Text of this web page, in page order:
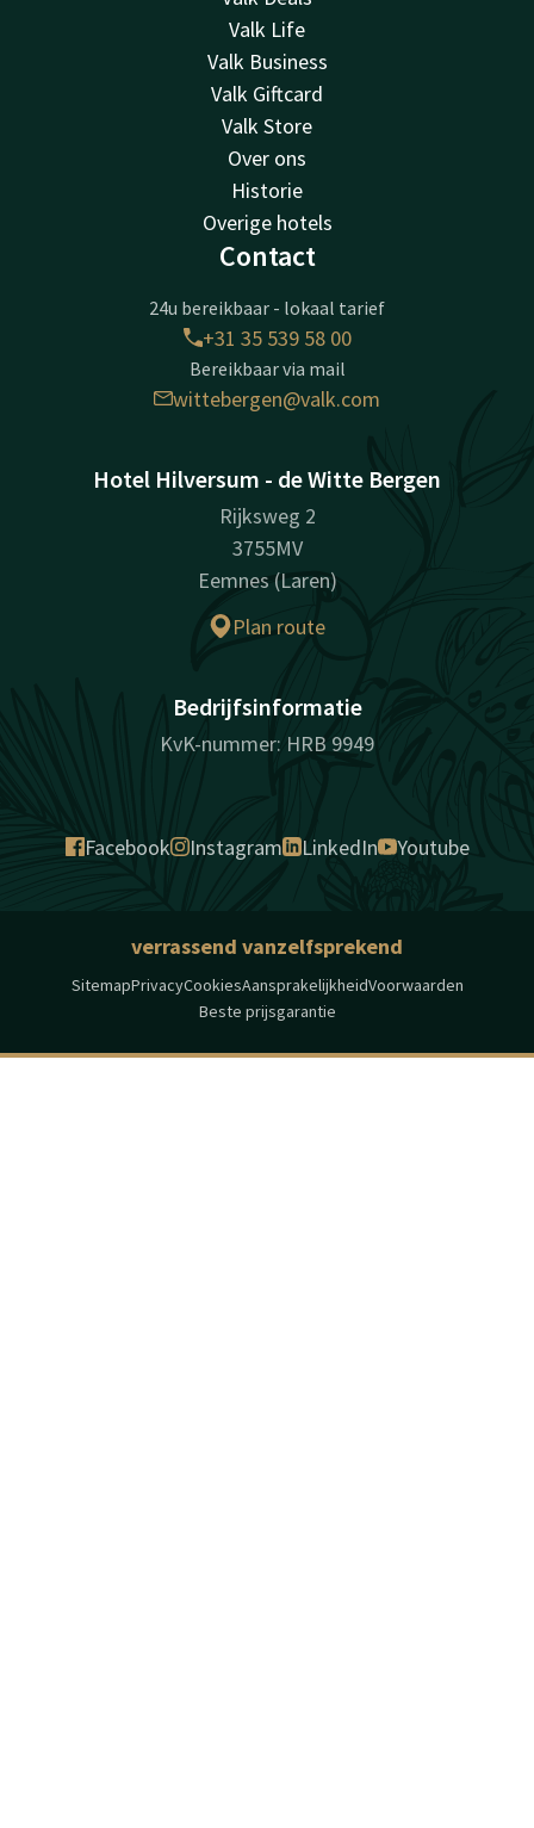
Valk Life
Valk Business
Valk Giftcard
Valk Store
Over ons
Historie
Overige hotels
Contact
24u bereikbaar - lokaal tarief
+31 35 539 58 00
Bereikbaar via mail
wittebergen@valk.com
Hotel Hilversum - de Witte Bergen
Rijksweg 2
3755MV
Eemnes (Laren)
Plan route
Bedrijfsinformatie
KvK-nummer: HRB 9949
Facebook Instagram LinkedIn Youtube
verrassend vanzelfsprekend
SitemapPrivacyCookiesAansprakelijkheidVoorwaarden
Beste prijsgarantie